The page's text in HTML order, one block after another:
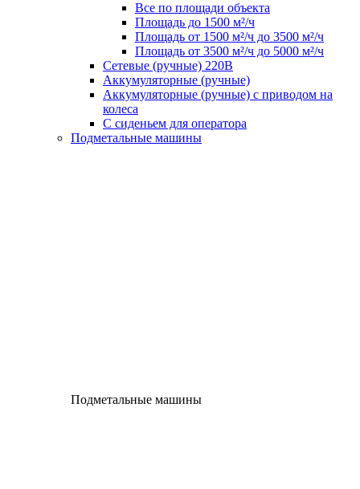
Все по площади объекта
Площадь до 1500 м²/ч
Площадь от 1500 м²/ч до 3500 м²/ч
Площадь от 3500 м²/ч до 5000 м²/ч
Сетевые (ручные) 220В
Аккумуляторные (ручные)
Аккумуляторные (ручные) с приводом на
колеса
С сиденьем для оператора
Подметальные машины
Подметальные машины